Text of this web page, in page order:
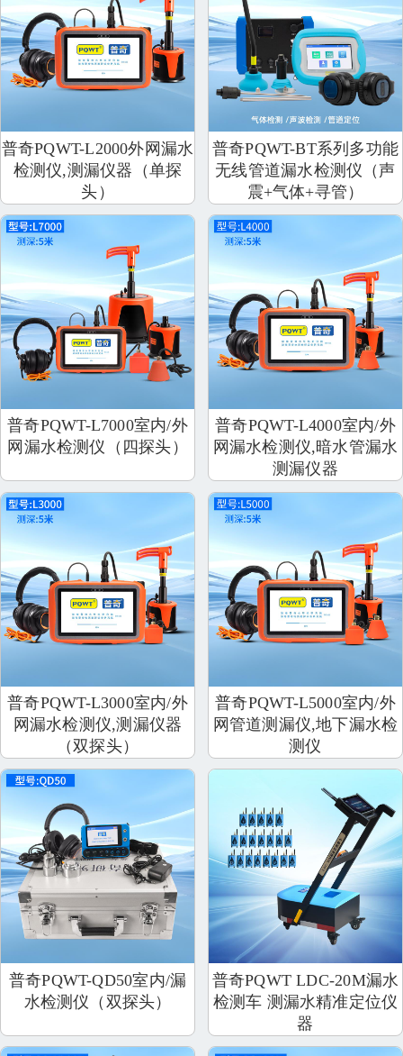
普奇PQWT-L2000外网漏水
检测仪,测漏仪器（单探
头）
普奇PQWT-BT系列多功能
无线管道漏水检测仪（声
震+气体+寻管）
普奇PQWT-L7000室内/外
网漏水检测仪（四探头）
普奇PQWT-L4000室内/外
网漏水检测仪,暗水管漏水
测漏仪器
普奇PQWT-L3000室内/外
网漏水检测仪,测漏仪器
（双探头）
普奇PQWT-L5000室内/外
网管道测漏仪,地下漏水检
测仪
普奇PQWT-QD50室内/漏
水检测仪（双探头）
普奇PQWT LDC-20M漏水
检测车 测漏水精准定位仪
器